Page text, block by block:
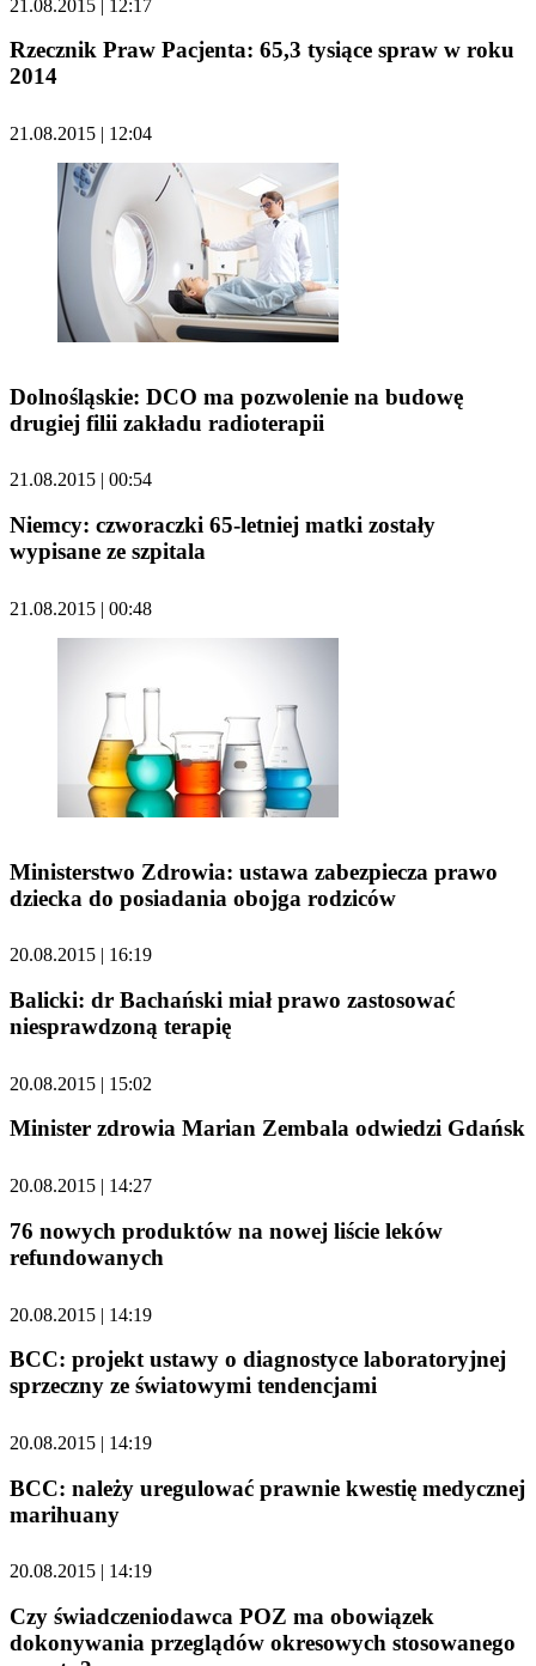
21.08.2015 | 12:17
Rzecznik Praw Pacjenta: 65,3 tysiące spraw w roku
2014
21.08.2015 | 12:04
Dolnośląskie: DCO ma pozwolenie na budowę
drugiej filii zakładu radioterapii
21.08.2015 | 00:54
Niemcy: czworaczki 65-letniej matki zostały
wypisane ze szpitala
21.08.2015 | 00:48
Ministerstwo Zdrowia: ustawa zabezpiecza prawo
dziecka do posiadania obojga rodziców
20.08.2015 | 16:19
Balicki: dr Bachański miał prawo zastosować
niesprawdzoną terapię
20.08.2015 | 15:02
Minister zdrowia Marian Zembala odwiedzi Gdańsk
20.08.2015 | 14:27
76 nowych produktów na nowej liście leków
refundowanych
20.08.2015 | 14:19
BCC: projekt ustawy o diagnostyce laboratoryjnej
sprzeczny ze światowymi tendencjami
20.08.2015 | 14:19
BCC: należy uregulować prawnie kwestię medycznej
marihuany
20.08.2015 | 14:19
Czy świadczeniodawca POZ ma obowiązek
dokonywania przeglądów okresowych stosowanego